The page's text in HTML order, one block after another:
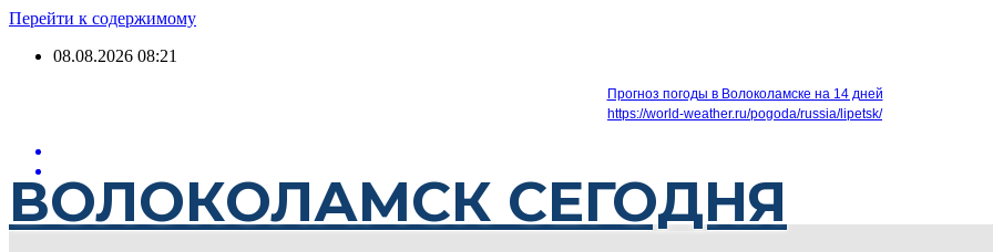
Перейти к содержимому
08.08.2026 08:21
Прогноз погоды в Волоколамске на 14 дней
https://world-weather.ru/pogoda/russia/lipetsk/
ВОЛОКОЛАМСК СЕГОДНЯ